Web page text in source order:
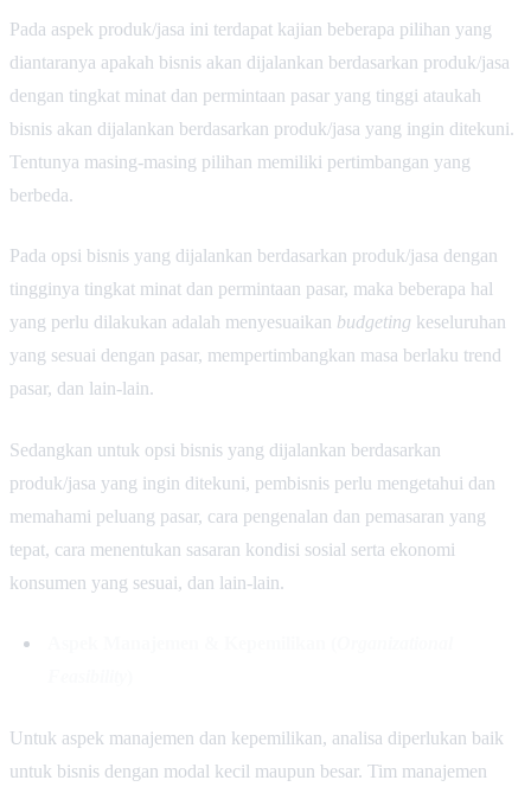
Pada aspek produk/jasa ini terdapat kajian beberapa pilihan yang
diantaranya apakah bisnis akan dijalankan berdasarkan produk/jasa
dengan tingkat minat dan permintaan pasar yang tinggi ataukah
bisnis akan dijalankan berdasarkan produk/jasa yang ingin ditekuni.
Tentunya masing-masing pilihan memiliki pertimbangan yang
berbeda.
Pada opsi bisnis yang dijalankan berdasarkan produk/jasa dengan
tingginya tingkat minat dan permintaan pasar, maka beberapa hal
yang perlu dilakukan adalah menyesuaikan budgeting keseluruhan
yang sesuai dengan pasar, mempertimbangkan masa berlaku trend
pasar, dan lain-lain.
Sedangkan untuk opsi bisnis yang dijalankan berdasarkan
produk/jasa yang ingin ditekuni, pembisnis perlu mengetahui dan
memahami peluang pasar, cara pengenalan dan pemasaran yang
tepat, cara menentukan sasaran kondisi sosial serta ekonomi
konsumen yang sesuai, dan lain-lain.
Untuk aspek manajemen dan kepemilikan, analisa diperlukan baik
untuk bisnis dengan modal kecil maupun besar. Tim manajemen